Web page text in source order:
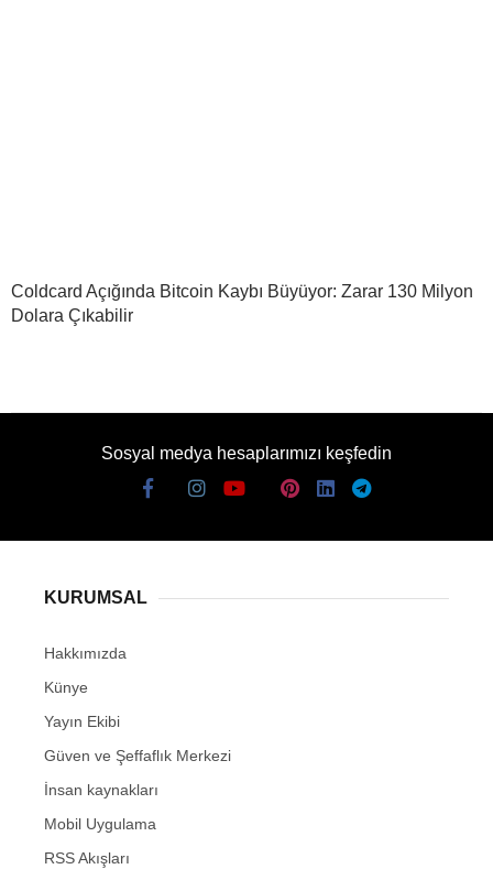
Coldcard Açığında Bitcoin Kaybı Büyüyor: Zarar 130 Milyon
Dolara Çıkabilir
Sosyal medya hesaplarımızı keşfedin
KURUMSAL
Hakkımızda
Künye
Yayın Ekibi
Güven ve Şeffaflık Merkezi
İnsan kaynakları
Mobil Uygulama
RSS Akışları